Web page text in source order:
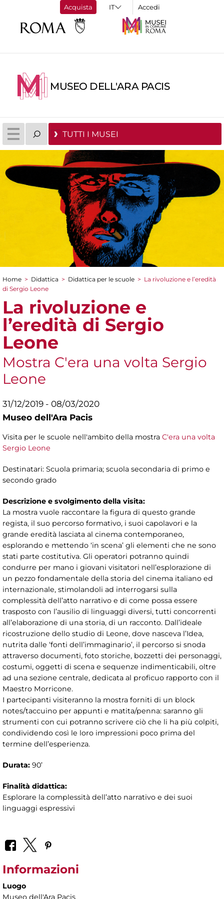
Acquista Accedi
MUSEO DELL'ARA PACIS
TUTTI I MUSEI
Tu sei qui
Home > Didattica > Didattica per le scuole > La rivoluzione e l’eredità
di Sergio Leone
La rivoluzione e
l’eredità di Sergio
Leone
Mostra C'era una volta Sergio
Leone
31/12/2019 - 08/03/2020
Museo dell'Ara Pacis
Visita per le scuole nell'ambito della mostra C'era una volta
Sergio Leone
Destinatari: Scuola primaria; scuola secondaria di primo e
secondo grado
Descrizione e svolgimento della visita:
La mostra vuole raccontare la figura di questo grande
regista, il suo percorso formativo, i suoi capolavori e la
grande eredità lasciata al cinema contemporaneo,
esplorando e mettendo ‘in scena’ gli elementi che ne sono
stati parte costitutiva. Gli operatori potranno quindi
condurre per mano i giovani visitatori nell’esplorazione di
un pezzo fondamentale della storia del cinema italiano ed
internazionale, stimolandoli ad interrogarsi sulla
complessità dell’atto narrativo e di come possa essere
trasposto con l’ausilio di linguaggi diversi, tutti concorrenti
all’elaborazione di una storia, di un racconto. Dall’ideale
ricostruzione dello studio di Leone, dove nasceva l’Idea,
nutrita dalle ‘fonti dell’immaginario’, il percorso si snoda
attraverso documenti, foto storiche, bozzetti dei personaggi,
costumi, oggetti di scena e sequenze indimenticabili, oltre
ad una sezione centrale, dedicata al proficuo rapporto con il
Maestro Morricone.
I partecipanti visiteranno la mostra forniti di un block
notes/taccuino per appunti e matita/penna: saranno gli
strumenti con cui potranno scrivere ciò che li ha più colpiti,
condividendo così le loro impressioni poco prima del
termine dell’esperienza.
Durata: 90’
Finalità didattica:
Esplorare la complessità dell’atto narrativo e dei suoi
linguaggi espressivi
Informazioni
Luogo
Museo dell'Ara Pacis